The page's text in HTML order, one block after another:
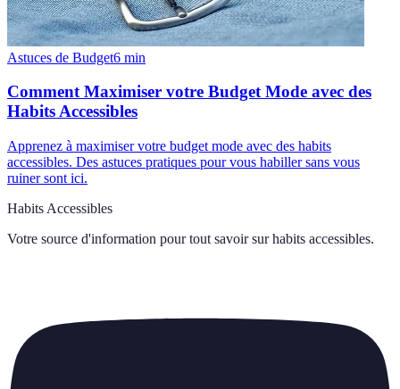
Astuces de Budget6 min
Comment Maximiser votre Budget Mode avec des
Habits Accessibles
Apprenez à maximiser votre budget mode avec des habits
accessibles. Des astuces pratiques pour vous habiller sans vous
ruiner sont ici.
Habits Accessibles
Votre source d'information pour tout savoir sur habits accessibles.